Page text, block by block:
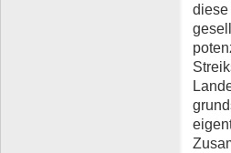
diese